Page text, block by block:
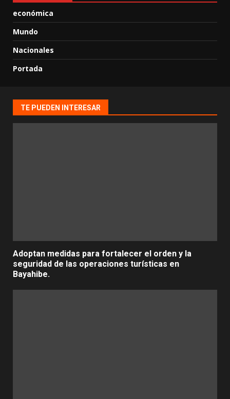
económica
Mundo
Nacionales
Portada
TE PUEDEN INTERESAR
Adoptan medidas para fortalecer el orden y la
seguridad de las operaciones turísticas en
Bayahibe.